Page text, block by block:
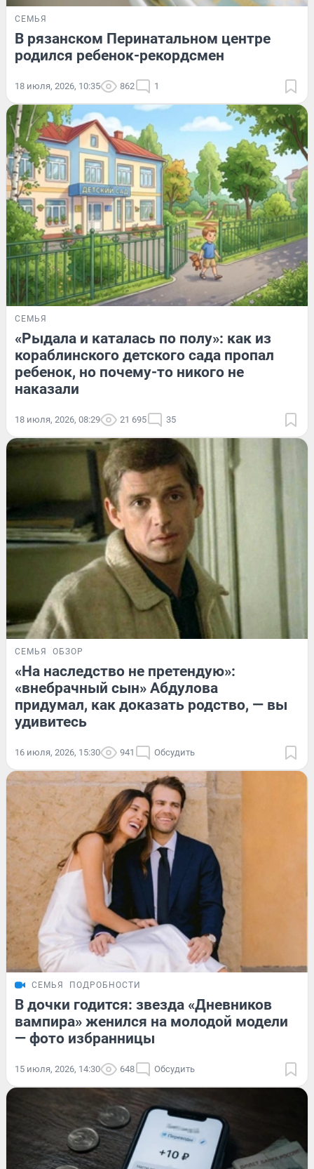
СЕМЬЯ
В рязанском Перинатальном центре
родился ребенок-рекордсмен
18 июля, 2026, 10:35 862 1
СЕМЬЯ
«Рыдала и каталась по полу»: как из
кораблинского детского сада пропал
ребенок, но почему-то никого не
наказали
18 июля, 2026, 08:29 21 695 35
СЕМЬЯ ОБЗОР
«На наследство не претендую»:
«внебрачный сын» Абдулова
придумал, как доказать родство, — вы
удивитесь
16 июля, 2026, 15:30 941 Обсудить
СЕМЬЯ ПОДРОБНОСТИ
В дочки годится: звезда «Дневников
вампира» женился на молодой модели
— фото избранницы
15 июля, 2026, 14:30 648 Обсудить